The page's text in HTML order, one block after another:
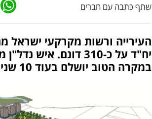
שתף כתבה עם חברים
יח"ד על כ-310 דונם.
במקרה הטוב יושלם בעוד 10 שנים